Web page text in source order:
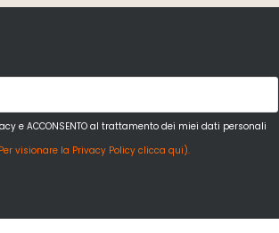
e ACCONSENTO al trattamento dei miei dati personali
visionare la Privacy Policy clicca qui).